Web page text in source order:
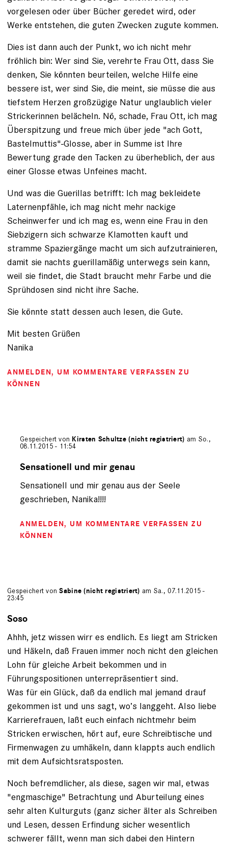
vorgelesen oder über Bücher geredet wird, oder
Werke entstehen, die guten Zwecken zugute kommen.
Dies ist dann auch der Punkt, wo ich nicht mehr
fröhlich bin: Wer sind Sie, verehrte Frau Ott, dass Sie
denken, Sie könnten beurteilen, welche Hilfe eine
bessere ist, wer sind Sie, die meint, sie müsse die aus
tiefstem Herzen großzügige Natur unglaublich vieler
Strickerinnen belächeln. Nö, schade, Frau Ott, ich mag
Überspitzung und freue mich über jede "ach Gott,
Bastelmuttis"-Glosse, aber in Summe ist Ihre
Bewertung grade den Tacken zu überheblich, der aus
einer Glosse etwas Unfeines macht.
Und was die Guerillas betrifft: Ich mag bekleidete
Laternenpfähle, ich mag nicht mehr nackige
Scheinwerfer und ich mag es, wenn eine Frau in den
Siebzigern sich schwarze Klamotten kauft und
stramme Spaziergänge macht um sich aufzutrainieren,
damit sie nachts guerillamäßig unterwegs sein kann,
weil sie findet, die Stadt braucht mehr Farbe und die
Sprühdosen sind nicht ihre Sache.
Sie könnte statt dessen auch lesen, die Gute.
Mit besten Grüßen
Nanika
ANMELDEN, UM KOMMENTARE VERFASSEN ZU
KÖNNEN
Gespeichert von Kirsten Schultze (nicht registriert) am So.,
08.11.2015 - 11:54
auf
Nanika
(nicht
registriert)
Sensationell und mir genau
Sensationell und mir genau aus der Seele
geschrieben, Nanika!!!!
ANMELDEN, UM KOMMENTARE VERFASSEN ZU
KÖNNEN
Gespeichert vonSabine (nicht registriert) am Sa., 07.11.2015 -
23:45
Soso
Ahhh, jetz wissen wirr es endlich. Es liegt am Stricken
und Häkeln, daß Frauen immer noch nicht den gleichen
Lohn für gleiche Arbeit bekommen und in
Führungspositionen unterrepräsentiert sind.
Was für ein Glück, daß da endlich mal jemand drauf
gekommen ist und uns sagt, wo’s langgeht. Also liebe
Karrierefrauen, laßt euch einfach nichtmehr beim
Stricken erwischen, hört auf, eure Schreibtische und
Firmenwagen zu umhäkeln, dann klappts auch endlich
mit dem Aufsichtsratsposten.
Noch befremdlicher, als diese, sagen wir mal, etwas
"engmaschige" Betrachtung und Aburteilung eines
sehr alten Kulturguts (ganz sicher älter als Schreiben
und Lesen, dessen Erfindung sicher wesentlich
schwerer fällt, wenn man sich dabei den Hintern